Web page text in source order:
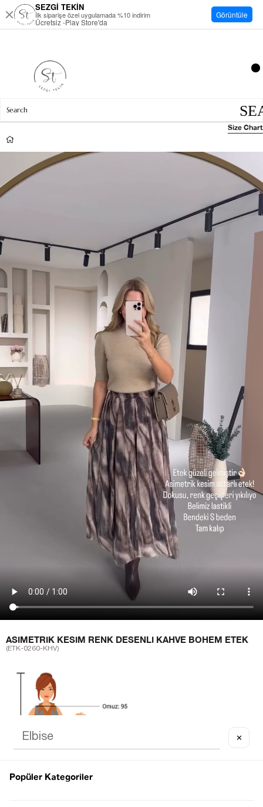
ASIMETRIK KESIM RENK DESENLI KAHVE BOHEM ETEK
(ETK-0260-KHV)
Size Chart
SEZGİ TEKİN
İlk siparişe özel uygulamada %10 indirim
Ücretsiz -Play Store'da
Görüntüle
✕
Popüler Kategoriler